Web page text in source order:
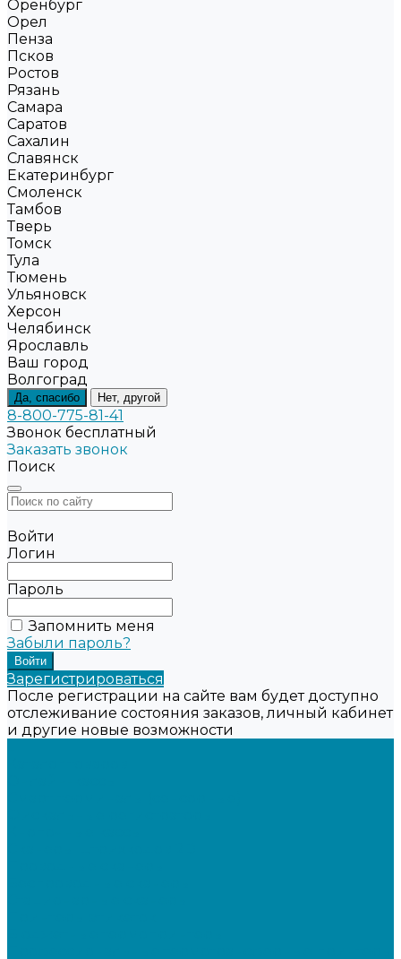
Оренбург
Орел
Пенза
Псков
Ростов
Рязань
Самара
Саратов
Сахалин
Славянск
Екатеринбург
Смоленск
Тамбов
Тверь
Томск
Тула
Тюмень
Ульяновск
Херсон
Челябинск
Ярославль
Ваш город
Волгоград
Да, спасибо Нет, другой
8-800-775-81-41
Звонок бесплатный
Заказать звонок
Поиск
Войти
Логин
Пароль
Запомнить меня
Забыли пароль?
Зарегистрироваться
После регистрации на сайте вам будет доступно
отслеживание состояния заказов, личный кабинет
и другие новые возможности